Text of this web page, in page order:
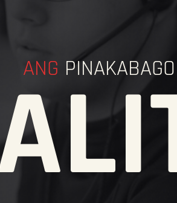
ANG PINAKABAGO